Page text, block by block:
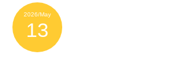
2026/May
13